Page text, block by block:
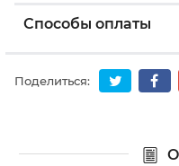
Способы оплаты
Поделиться: